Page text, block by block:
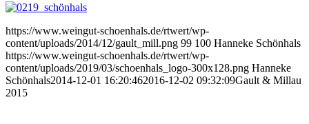
https://www.weingut-schoenhals.de/rtwert/wp-
content/uploads/2014/12/gault_mill.png 99 100 Hanneke Schönhals
https://www.weingut-schoenhals.de/rtwert/wp-
content/uploads/2019/03/schoenhals_logo-300x128.png Hanneke
Schönhals2014-12-01 16:20:462016-12-02 09:32:09Gault & Millau
2015